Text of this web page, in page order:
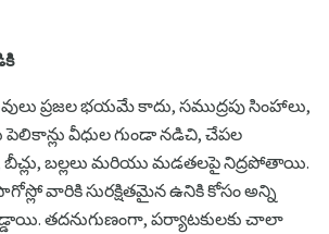
ప్రజల భయమే కాదు, సముద్రపు సింహాలు,
వీధుల గుండా నడిచి, చేపల
బీచ్లు, బల్లలు మరియు మడతలపై నిద్రపోతాయి.
వారికి సురక్షితమైన ఉనికి కోసం అన్ని
తదనుగుణంగా, పర్యాటకులకు చాలా